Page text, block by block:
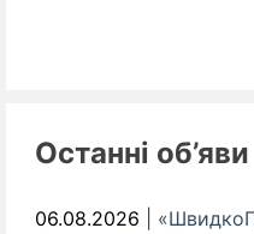
Останні об’яви
06.08.2026